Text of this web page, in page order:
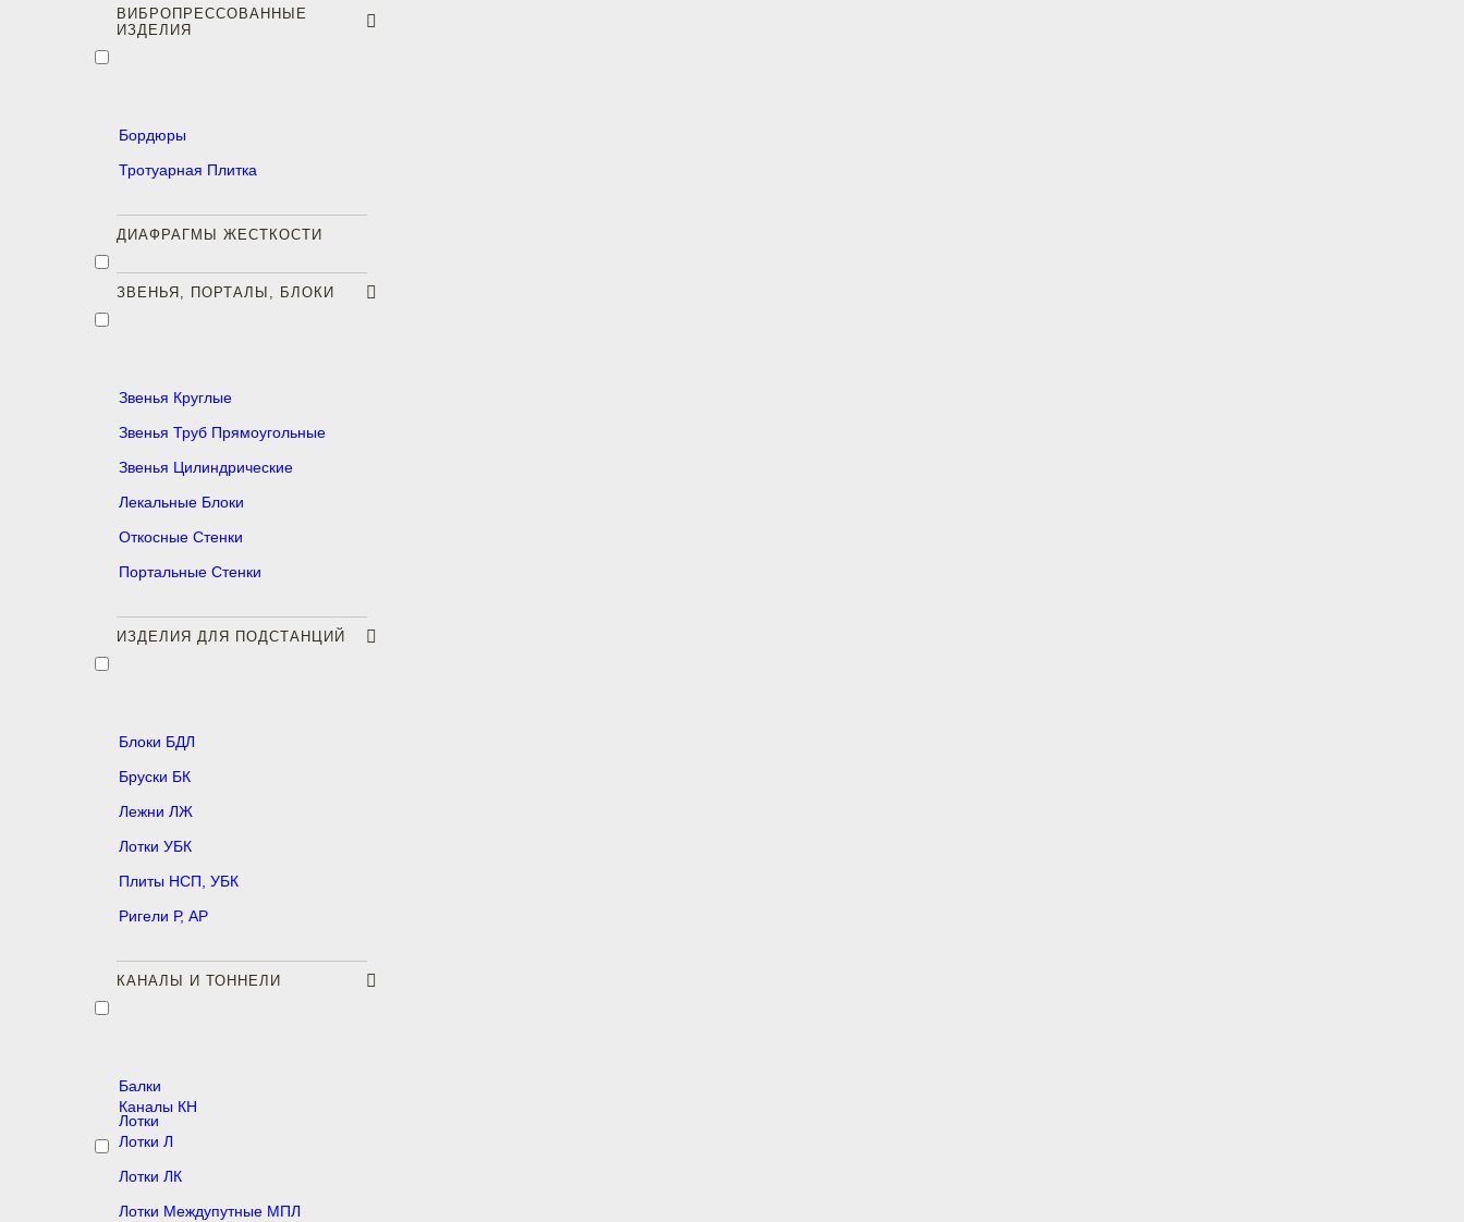
ВИБРОПРЕССОВАННЫЕ
ИЗДЕЛИЯ
Бордюры
Тротуарная Плитка
ДИАФРАГМЫ ЖЕСТКОСТИ
ЗВЕНЬЯ, ПОРТАЛЫ, БЛОКИ
Звенья Круглые
Звенья Труб Прямоугольные
Звенья Цилиндрические
Лекальные Блоки
Откосные Стенки
Портальные Стенки
ИЗДЕЛИЯ ДЛЯ ПОДСТАНЦИЙ
Блоки БДЛ
Бруски БК
Лежни ЛЖ
Лотки УБК
Плиты НСП, УБК
Ригели Р, АР
КАНАЛЫ И ТОННЕЛИ
Балки
Лотки
Каналы КН
Лотки Л
Лотки ЛК
Лотки Междупутные МПЛ